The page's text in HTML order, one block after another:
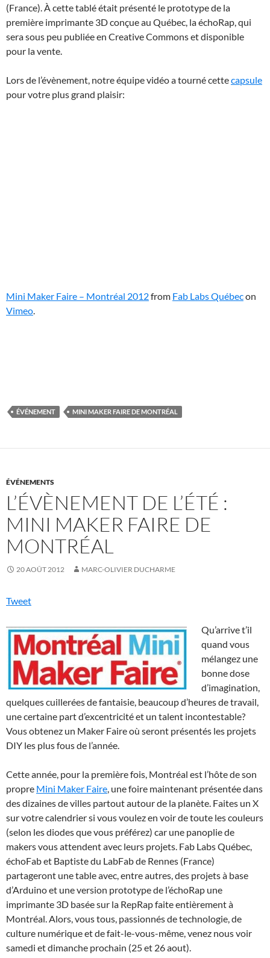
(France). À cette tablé était présenté le prototype de la
première imprimante 3D conçue au Québec, la échoRap, qui
sera sous peu publiée en Creative Commons et disponible
pour la vente.
Lors de l’évènement, notre équipe vidéo a tourné cettecapsule
pour votre plus grand plaisir:
Mini Maker Faire – Montréal 2012from Fab Labs Québecon
Vimeo.
ÉVÉNEMENT MINI MAKER FAIRE DE MONTRÉAL
ÉVÉNEMENTS
L’ÉVÈNEMENT DE L’ÉTÉ :
MINI MAKER FAIRE DE
MONTRÉAL
20 AOÛT 2012 MARC-OLIVIER DUCHARME
Tweet
Qu’arrive t’il
quand vous
mélangez une
bonne dose
d’imagination,
quelques cuillerées de fantaisie, beaucoup d’heures de travail,
une certaine part d’excentricité et un talent incontestable?
Vous obtenez un Maker Faire où seront présentés les projets
DIY les plus fous de l’année.
Cette année, pour la première fois, Montréal est l’hôte de son
propre Mini Maker Faire, une foire maintenant présentée dans
des dizaines de villes partout autour de la planète. Faites un X
sur votre calendrier si vous voulez en voir de toute les couleurs
(selon les diodes que vous préférez) car une panoplie de
makers vous attendent avec leurs projets. Fab Labs Québec,
échoFab et Baptiste du LabFab de Rennes (France)
partageront une table avec, entre autres, des projets à base
d’Arduino et une version prototype de l’échoRap une
imprimante 3D basée sur la RepRap faite entièrement à
Montréal. Alors, vous tous, passionnés de technologie, de
culture numérique et de fait-le-vous-même, venez nous voir
samedi et dimanche prochain (25 et 26 aout).